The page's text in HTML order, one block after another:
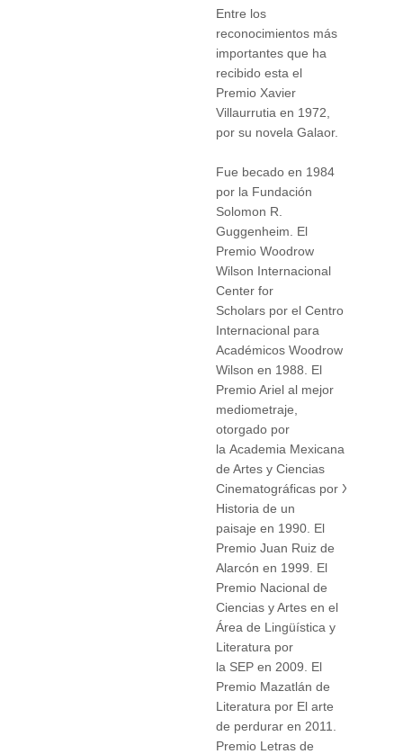
Entre los
reconocimientos más
importantes que ha
recibido esta el
Premio Xavier
Villaurrutia en 1972,
por su novela Galaor.
Fue becado en 1984
por la Fundación
Solomon R.
Guggenheim. El
Premio Woodrow
Wilson Internacional
Center for
Scholars por el Centro
Internacional para
Académicos Woodrow
Wilson en 1988. ​El
Premio Ariel al mejor
mediometraje,
otorgado por
la Academia Mexicana
de Artes y Ciencias
Cinematográficas por
Historia de un
paisaje en 1990. ​El
Premio Juan Ruiz de
Alarcón en 1999. El
Premio Nacional de
Ciencias y Artes en el
Área de Lingüística y
Literatura por
la SEP en 2009. El
Premio Mazatlán de
Literatura por El arte
de perdurar en 2011. ​
Premio Letras de